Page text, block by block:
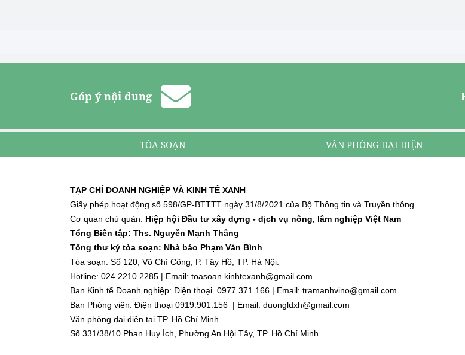
Góp ý nội dung
TÒA SOẠN VĂN PHÒNG ĐẠI DIỆN
TẠP CHÍ DOANH NGHIỆP VÀ KINH TẾ XANH
Giấy phép hoạt động số 598/GP-BTTTT ngày 31/8/2021 của Bộ Thông tin và Truyền thông
Cơ quan chủ quản: Hiệp hội Đầu tư xây dựng - dịch vụ nông, lâm nghiệp Việt Nam
Tổng Biên tập: Ths. Nguyễn Mạnh Thắng
Tổng thư ký tòa soạn: Nhà báo Phạm Văn Bình
Tòa soạn: Số 120, Võ Chí Công, P. Tây Hồ, TP. Hà Nội.
Hotline: 024.2210.2285 | Email: toasoan.kinhtexanh@gmail.com
Ban Kinh tế Doanh nghiệp: Điện thoại 0977.371.166 | Email: tramanhvino@gmail.com
Ban Phóng viên: Điện thoại 0919.901.156 | Email: duongldxh@gmail.com
Văn phòng đại diện tại TP. Hồ Chí Minh
Số 331/38/10 Phan Huy Ích, Phường An Hội Tây, TP. Hồ Chí Minh